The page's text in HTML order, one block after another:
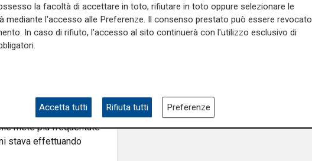
Riccio, legale della
ha riferito che i
diDAN Europe,
effettuate ulteriori
particolarmente
grotta sommersa.
mete più frequentate
stava effettuando
la facoltà di accettare in toto, rifiutare in toto oppure selezionare le
mediante l'accesso alle Preferenze. Il consenso prestato può essere revocato
In caso di rifiuto, l'accesso al sito continuerà con l'utilizzo esclusivo di
Accetta tutti Rifiuta tutti Preferenze